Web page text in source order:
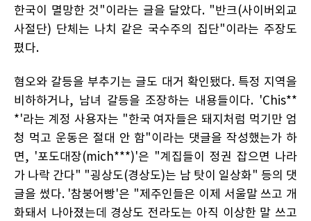
한국이 멸망한 것"이라는 글을 달았다. "반크(사이버외교
사절단) 단체는 나치 같은 국수주의 집단"이라는 주장도
폈다.
혐오와 갈등을 부추기는 글도 대거 확인됐다. 특정 지역을
비하하거나, 남녀 갈등을 조장하는 내용들이다. 'Chis**
*'라는 계정 사용자는 "한국 여자들은 돼지처럼 먹기만 엄
청 먹고 운동은 절대 안 함"이라는 댓글을 작성했는가 하
면, '포도대장(mich***)'은 "계집들이 정권 잡으면 나라
가 나락 간다" "굉상도(경상도)는 남 탓이 일상화" 등의 댓
글을 썼다. '참붕어빵'은 "제주인들은 이제 서울말 쓰고 개
화돼서 나아졌는데 경상도 전라도는 아직 이상한 말 쓰고